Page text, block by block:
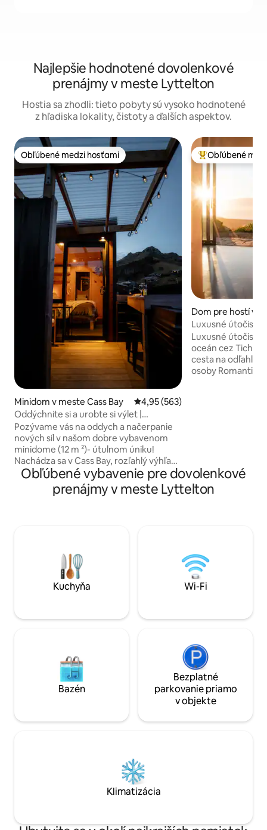
Najlepšie hodnotené dovolenkové
prenájmy v meste Lyttelton
Hostia sa zhodli: tieto pobyty sú vysoko hodnotené
z hľadiska lokality, čistoty a ďalších aspektov.
Obľúbené medzi hosťami
Obľúbené medzi hosťami
Minidom v meste Cass Bay Priemerné ohodnotenie 4,95 z
4,95 (563)
Oddýchnite si a urobte si výlet |
Neuveriteľné výhľady a vonkajší kúpeľ
Pozývame vás na oddych a načerpanie
nových síl v našom dobre vybavenom
minidome (12 m ²)- útulnom úniku!
Nachádza sa v Cass Bay, rozľahlý výhľad
na prístav Lyttelton, vonkajšia kúpeľ –
horúca voda na plyn – na pozorovanie
hviezd, luxusná posteľ, vlastná kúpeľňa,
minút od Lytteltonu a 20 minút od
centra Christchurchu. Vytvorili sme
dovolenkový priestor, ktorý sme vždy
hľadali. Príďte a užite si ho v lete alebo v
Najobľúbenejšie
Obľúbené
Dom pre hostí v
kaloa
Luxusné útočisko
Súkromná pláž
Luxusné útočisko Big Hill
oceán cez Tichý
cesta na odľahlú
osoby
Akaroa –
objavovanie, ale
ďaleko na únik do
Obľúbené vybavenie pre dovolenkové
prenájmy v meste Lyttelton
Kuchyňa Wi-Fi
Bazén
Bezplatné
parkovanie priamo
v objekte
Klimatizácia